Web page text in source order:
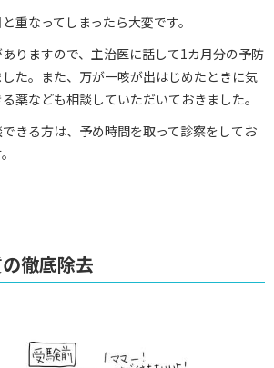
重なってしまったら大変です。
りますので、主治医に話して1カ月分の予防
た。また、万が一咳が出はじめたときに気
薬なども相談していただいておきました。
きる方は、予め時間を取って診察をしてお
徹底除去